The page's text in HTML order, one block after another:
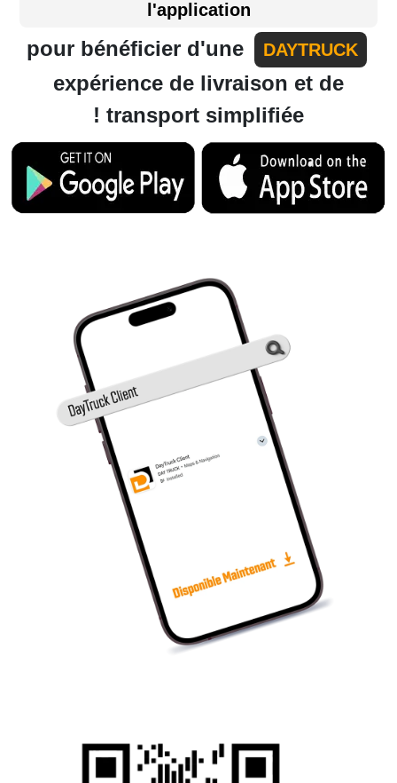
l'application
DAYTRUCK
pour bénéficier d'une
expérience de livraison et de
transport simplifiée !